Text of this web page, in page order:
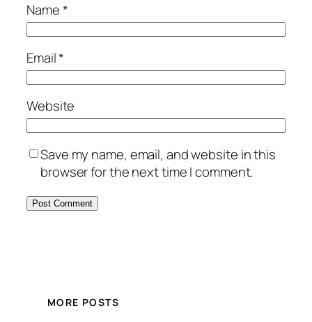
Name*
Email*
Website
Save my name, email, and website in this
browser for the next time I comment.
MORE POSTS